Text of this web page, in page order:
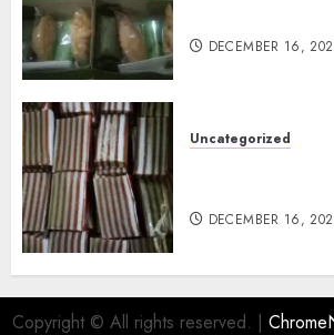
DECEMBER 16,
Uncategorized
DECEMBER 16,
Copyright © All rights reserved. |